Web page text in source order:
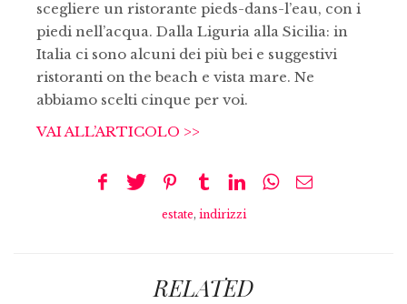
scegliere un ristorante pieds-dans-l’eau, con i
piedi nell’acqua. Dalla Liguria alla Sicilia: in
Italia ci sono alcuni dei più bei e suggestivi
ristoranti on the beach e vista mare. Ne
abbiamo scelti cinque per voi.
VAI ALL’ARTICOLO >>
estate, indirizzi
RELATED